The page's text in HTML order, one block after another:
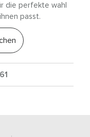
die perfekte wahl
passt.